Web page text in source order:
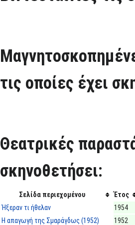
τις οποίες έχει
Θεατρικές
σκηνοθετήσει:
Σελίδα περιεχομένου
Έτος
Ήξεραν τι ήθελαν
1954
Η απαγωγή της Σμαράγδως (1952)
1952